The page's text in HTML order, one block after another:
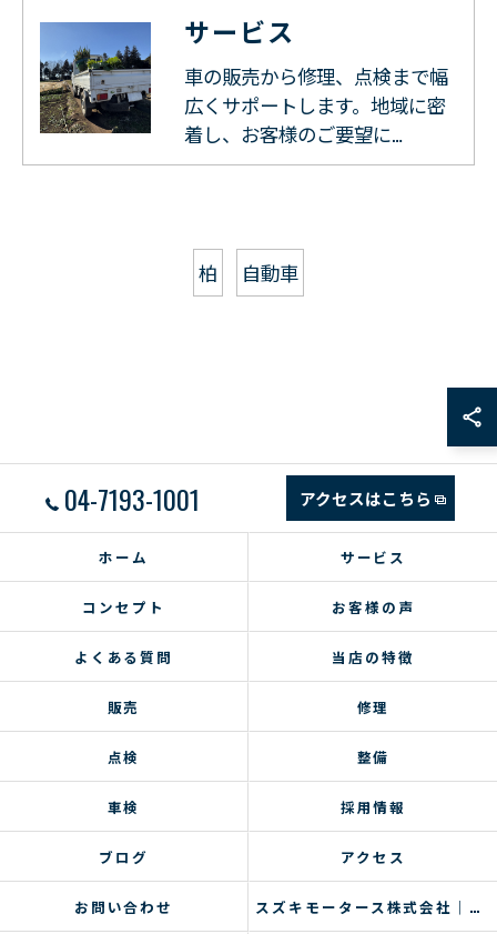
サービス
車の販売から修理、点検まで幅
広くサポートします。地域に密
着し、お客様のご要望に…
柏 自動車
04-7193-1001 アクセスはこちら
ホーム サービス
コンセプト お客様の声
よくある質問 当店の特徴
販売 修理
点検 整備
車検 採用情報
ブログ アクセス
お問い合わせ スズキモータース株式会社｜コラム